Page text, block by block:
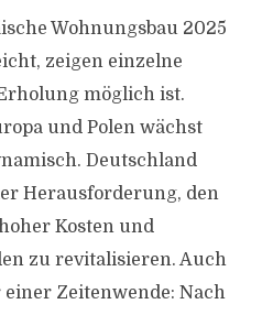
Wohnungsbau 2025
zeigen einzelne
möglich ist.
und Polen wächst
Deutschland
Herausforderung, den
Kosten und
zu revitalisieren. Auch
Zeitenwende: Nach